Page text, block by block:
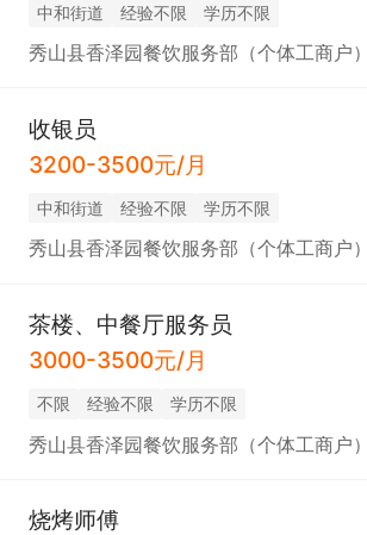
中和街道 经验不限 学历不限
秀山县香泽园餐饮服务部（个体工商户）
收银员
3200-3500元/月
中和街道 经验不限 学历不限
秀山县香泽园餐饮服务部（个体工商户）
茶楼、中餐厅服务员
3000-3500元/月
不限 经验不限 学历不限
秀山县香泽园餐饮服务部（个体工商户）
烧烤师傅